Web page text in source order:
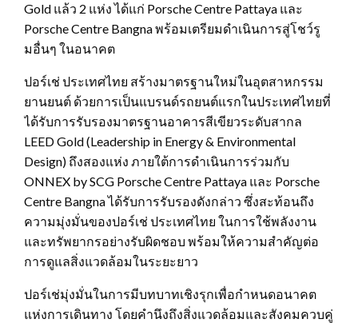
Gold แล้ว 2 แห่ง ได้แก่ Porsche Centre Pattaya และ
Porsche Centre Bangna พร้อมเตรียมดำเนินการสู่โชว์รู
มอื่นๆ ในอนาคต
ปอร์เช่ ประเทศไทย สร้างมาตรฐานใหม่ในอุตสาหกรรม
ยานยนต์ ด้วยการเป็นแบรนด์รถยนต์แรกในประเทศไทยที่
ได้รับการรับรองมาตรฐานอาคารสีเขียวระดับสากล
LEED Gold (Leadership in Energy & Environmental
Design) ถึงสองแห่ง ภายใต้การดำเนินการร่วมกับ
ONNEX by SCG Porsche Centre Pattaya และ Porsche
Centre Bangna ได้รับการรับรองดังกล่าว ซึ่งสะท้อนถึง
ความมุ่งมั่นของปอร์เช่ ประเทศไทย ในการใช้พลังงาน
และทรัพยากรอย่างรับผิดชอบ พร้อมให้ความสำคัญต่อ
การดูแลสิ่งแวดล้อมในระยะยาว
ปอร์เช่มุ่งมั่นในการมีบทบาทเชิงรุกเพื่อกำหนดอนาคต
แห่งการเดินทาง โดยคำนึงถึงสิ่งแวดล้อมและสังคมควบคู่